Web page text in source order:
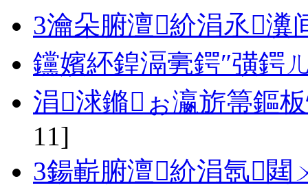
3瀹朵腑澶紒涓氶
钂嬪紑鍠滆亴鍔″彉鍔
涓浗鏅ぉ瀛旂箒鏂
11]
3鍚嶄腑澶紒涓氬